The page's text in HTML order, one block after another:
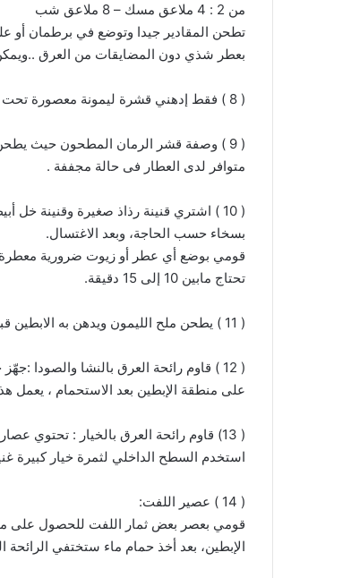
من 2 : 4 ملاعق مسك – 8 ملاعق شب
تطحن المقادير جيدا وتوضع في برطمان أو
بعطر شذي دون المضايقات من العرق
( 8 ) فقط إدهني قشرة ليمونة معصورة تحت الأباط .
( 9 ) وصفة قشر الرمان المطحون حيث
متوافر لدى العطار فى حالة مجففة .
( 10 ) اشتري قنينة رذاذ صغيرة وقنينة
بسخاء حسب الحاجة، وبعد الاغتسال.
قومي بوضع أي عطر أو زيوت ضرورية معطرة
تحتاج مابين 10 إلى 15 دقيقة.
( 11 ) يطحن ملح الليمون ويدهن به الابطين قبل الاستحمام وبعده فهو يقطع رائحة الابط مدة طويلة.
على منطقة الإبطين بعد الاستحمام ، يعمل
( 13) قاوم رائحة العرق بالخيار : تحتوي
استخدم السطح الداخلي لثمرة خيار كبيرة
( 14 ) عصير اللفت:
قومي بعصر بعض ثمار اللفت للحصول على
الإبطين، بعد أخذ حمام ماء ستختفي الرائحة